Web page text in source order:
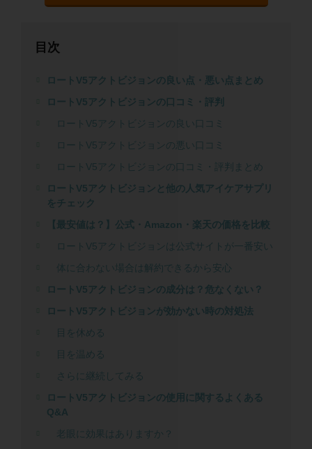
目次
ロートV5アクトビジョンの良い点・悪い点まとめ
ロートV5アクトビジョンの口コミ・評判
ロートV5アクトビジョンの良い口コミ
ロートV5アクトビジョンの悪い口コミ
ロートV5アクトビジョンの口コミ・評判まとめ
ロートV5アクトビジョンと他の人気アイケアサプリ
をチェック
【最安値は？】公式・Amazon・楽天の価格を比較
ロートV5アクトビジョンは公式サイトが一番安い
体に合わない場合は解約できるから安心
ロートV5アクトビジョンの成分は？危なくない？
ロートV5アクトビジョンが効かない時の対処法
目を休める
目を温める
さらに継続してみる
ロートV5アクトビジョンの使用に関するよくある
Q&A
老眼に効果はありますか？